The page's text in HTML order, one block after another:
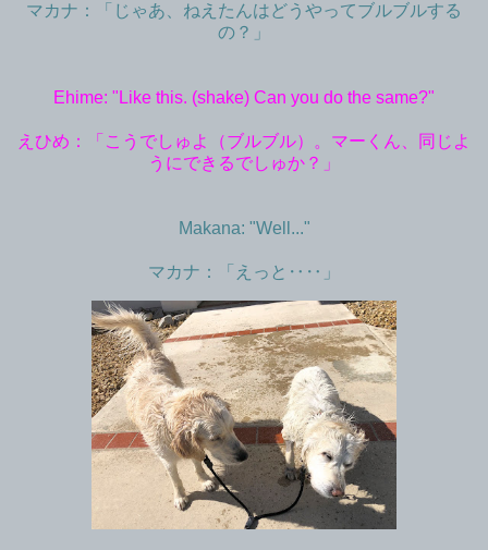
マカナ：「じゃあ、ねえたんはどうやってブルブルする
の？」
Ehime: "Like this. (shake) Can you do the same?"
えひめ：「こうでしゅよ（ブルブル）。マーくん、同じよ
うにできるでしゅか？」
Makana: "Well..."
マカナ：「えっと‥‥」